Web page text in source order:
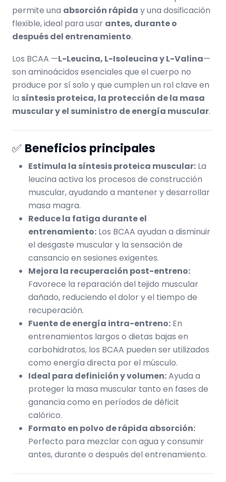
permite una absorción rápida y una dosificación
flexible, ideal para usar antes, durante o
después del entrenamiento.
Los BCAA —L-Leucina, L-Isoleucina y L-Valina—
son aminoácidos esenciales que el cuerpo no
produce por sí solo y que cumplen un rol clave en
la síntesis proteica, la protección de la masa
muscular y el suministro de energía muscular.
✅ Beneficios principales
Estimula la síntesis proteica muscular: La
leucina activa los procesos de construcción
muscular, ayudando a mantener y desarrollar
masa magra.
Reduce la fatiga durante el
entrenamiento: Los BCAA ayudan a disminuir
el desgaste muscular y la sensación de
cansancio en sesiones exigentes.
Mejora la recuperación post-entreno:
Favorece la reparación del tejido muscular
dañado, reduciendo el dolor y el tiempo de
recuperación.
Fuente de energía intra-entreno: En
entrenamientos largos o dietas bajas en
carbohidratos, los BCAA pueden ser utilizados
como energía directa por el músculo.
Ideal para definición y volumen:Ayuda a
proteger la masa muscular tanto en fases de
ganancia como en períodos de déficit
calórico.
Formato en polvo de rápida absorción:
Perfecto para mezclar con agua y consumir
antes, durante o después del entrenamiento.